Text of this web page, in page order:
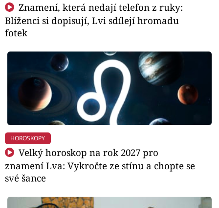
Znamení, která nedají telefon z ruky:
Blíženci si dopisují, Lvi sdílejí hromadu
fotek
HOROSKOPY
Velký horoskop na rok 2027 pro
znamení Lva: Vykročte ze stínu a chopte se
své šance